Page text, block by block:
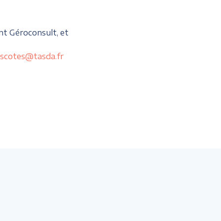
Géroconsult, et